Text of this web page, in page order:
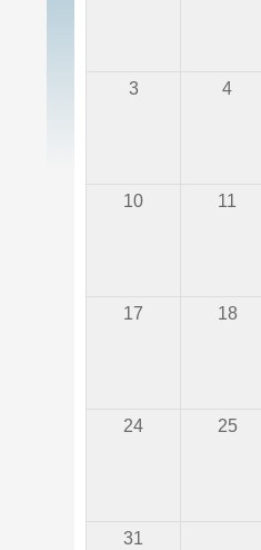
3 4
10 11
17 18
24 25
31